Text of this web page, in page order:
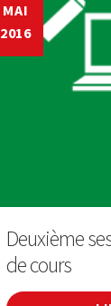
MAI
2016
Deuxième
de cours